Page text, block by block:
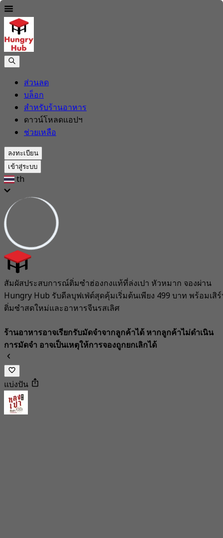
ส่วนลด
บล็อก
สำหรับร้านอาหาร
ดาวน์โหลดแอปฯ
ช่วยเหลือ
ลงทะเบียน
เข้าสู่ระบบ
th
สัมผัสประสบการณ์ติ่มซำฮ่องกงแท้ที่ล่งเปา หัวหมาก จองผ่าน
Hungry Hub รับดีลบุฟเฟ่ต์สุดคุ้มเริ่มต้นเพียง 499 บาท พร้อมเสิ
ติ่มซำสดใหม่และอาหารจีนรสเลิศ
ร้านอาหารอาจเรียกรับมัดจำจากลูกค้าได้ หากลูกค้าไม่ดำเนิน
การมัดจำ อาจเป็นเหตุให้การจองถูกยกเลิกได้
แบ่งปัน